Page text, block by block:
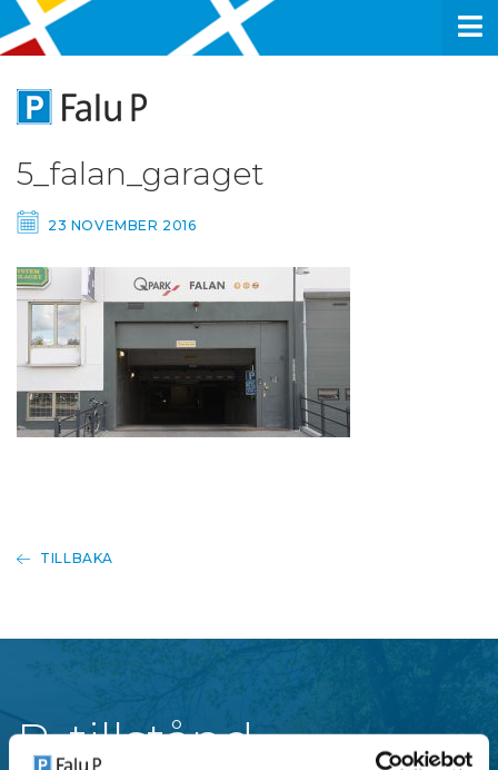
5_falan_garaget
23 NOVEMBER 2016
TILLBAKA
P-tillstånd